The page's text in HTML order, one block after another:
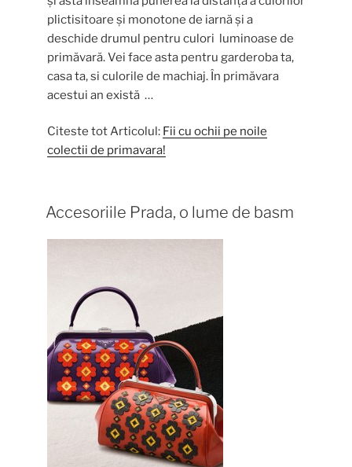
plictisitoare și monotone de iarnă și a
deschide drumul pentru culori luminoase de
primăvară. Vei face asta pentru garderoba ta,
casa ta, si culorile de machiaj. În primăvara
acestui an există …
Citeste tot Articolul: Fii cu ochii pe noile
colectii de primavara!
Accesoriile Prada, o lume de basm